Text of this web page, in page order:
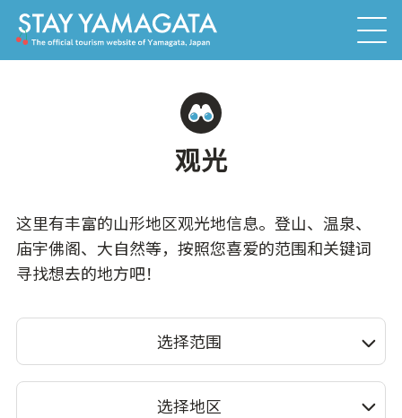
观光
这里有丰富的山形地区观光地信息。登山、温泉、
庙宇佛阁、大自然等，按照您喜爱的范围和关键词
寻找想去的地方吧！
选择范围
选择地区